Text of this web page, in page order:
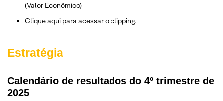
(Valor Econômico)
Clique aqui para acessar o clipping.
Estratégia
Calendário de resultados do 4º trimestre de
2025